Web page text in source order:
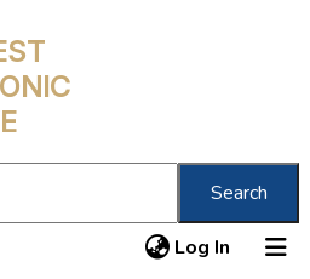
Search
Log In (current)